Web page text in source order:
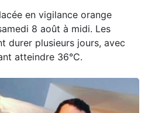
en vigilance orange
8 août à midi. Les
durer plusieurs jours, avec
atteindre 36°C.